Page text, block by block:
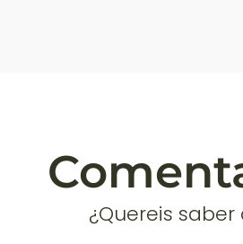
¿Quereis